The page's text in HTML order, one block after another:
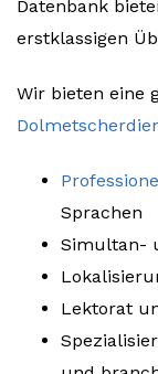
Datenbank
erstklassigen
Wir bieten eine
Sprachen
Simultan-
Lektorat